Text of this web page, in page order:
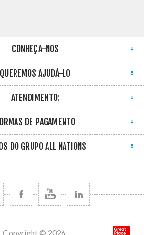
CONHEÇA-NOS
QUEREMOS AJUDÁ-LO
ATENDIMENTO:
DE PAGAMENTO
DO GRUPO ALL NATIONS
Copyright © 2026